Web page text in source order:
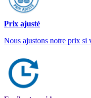
Prix ajusté
Nous ajustons notre prix si